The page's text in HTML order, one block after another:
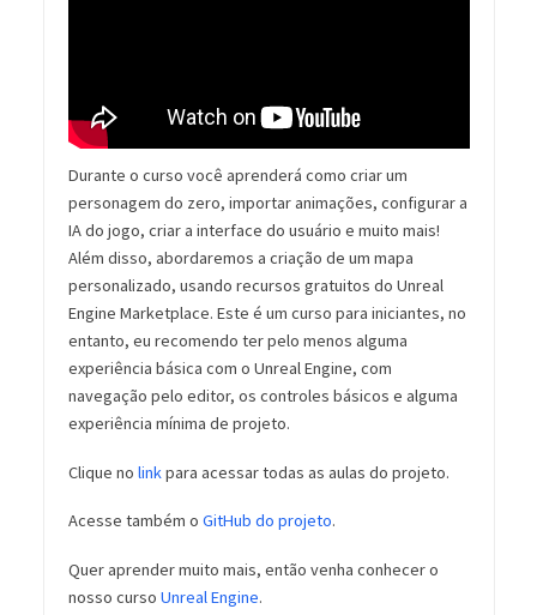
Durante o curso você aprenderá como criar um
personagem do zero, importar animações, configurar a
IA do jogo, criar a interface do usuário e muito mais!
Além disso, abordaremos a criação de um mapa
personalizado, usando recursos gratuitos do Unreal
Engine Marketplace. Este é um curso para iniciantes, no
entanto, eu recomendo ter pelo menos alguma
experiência básica com o Unreal Engine, com
navegação pelo editor, os controles básicos e alguma
experiência mínima de projeto.
Clique no link para acessar todas as aulas do projeto.
Acesse também o GitHub do projeto.
Quer aprender muito mais, então venha conhecer o
nosso curso Unreal Engine.